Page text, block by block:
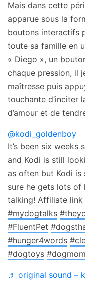
Mais dans cette
apparue sous la
boutons interactifs
toute sa famille en
« Diego », un
chaque pression, il
maîtresse puis
touchante d’inciter
d’amour et de
@kodi_goldenboy
It’s been six weeks
and Kodi is still
as often but Kodi is
sure he gets lots of
talking! Affiliate
#mydogtalks
#FluentPet
#hunger4words
#dogtoys #dogmom
♬ original sound –